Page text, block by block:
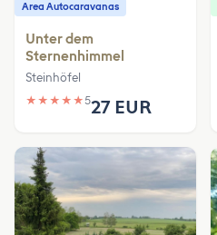
Area Autocaravanas
Unter dem
Sternenhimmel
Steinhöfel
★ ★ ★ ★ ★527 EUR